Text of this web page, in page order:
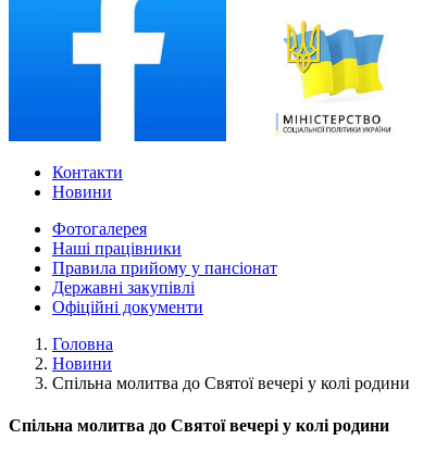
Контакти
Новини
Фотогалерея
Наші працівники
Правила прийому у пансіонат
Державні закупівлі
Офіційні документи
Головна
Новини
Спільна молитва до Святої вечері у колі родини
Спільна молитва до Святої вечері у колі родини